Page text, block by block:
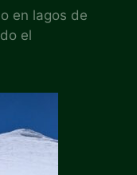
en lagos de
el